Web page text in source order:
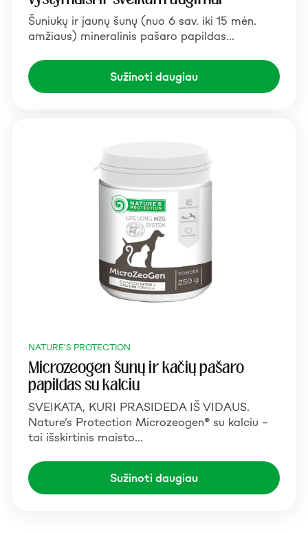
Šuniukų ir jaunų šunų (nuo 6 sav. iki 15 mėn.
amžiaus) mineralinis pašaro papildas…
Sužinoti daugiau
NATURE'S PROTECTION
Microzeogen šunų ir kačių pašaro
papildas su kalciu
SVEIKATA, KURI PRASIDEDA IŠ VIDAUS.
Nature’s Protection Microzeogen® su kalciu –
tai išskirtinis maisto…
Sužinoti daugiau